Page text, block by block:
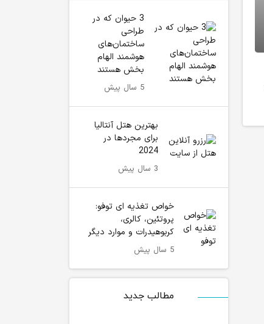
3 حیوان که در
طراحی
ساختمان‌های
هوشمند الهام
بخش هستند
5 سال پیش
بهترین هتل آنتالیا
برای مجردها در
2024
3 سال پیش
خواص تغذیه ای توفو:
پروتئین، کالری،
کربوهیدرات و موارد دیگر
5 سال پیش
مطالب جدید